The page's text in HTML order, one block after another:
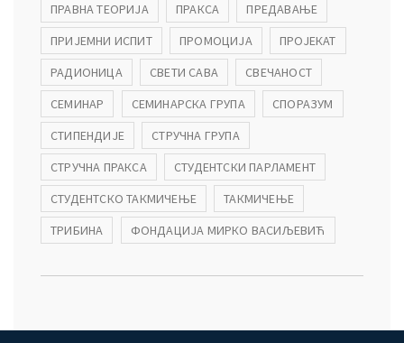
ПРАВНА ТЕОРИЈА
ПРАКСА
ПРЕДАВАЊЕ
ПРИЈЕМНИ ИСПИТ
ПРОМОЦИЈА
ПРОЈЕКАТ
РАДИОНИЦА
СВЕТИ САВА
СВЕЧАНОСТ
СЕМИНАР
СЕМИНАРСКА ГРУПА
СПОРАЗУМ
СТИПЕНДИЈЕ
СТРУЧНА ГРУПА
СТРУЧНА ПРАКСА
СТУДЕНТСКИ ПАРЛАМЕНТ
СТУДЕНТСКО ТАКМИЧЕЊЕ
ТАКМИЧЕЊЕ
ТРИБИНА
ФОНДАЦИЈА МИРКО ВАСИЉЕВИЋ